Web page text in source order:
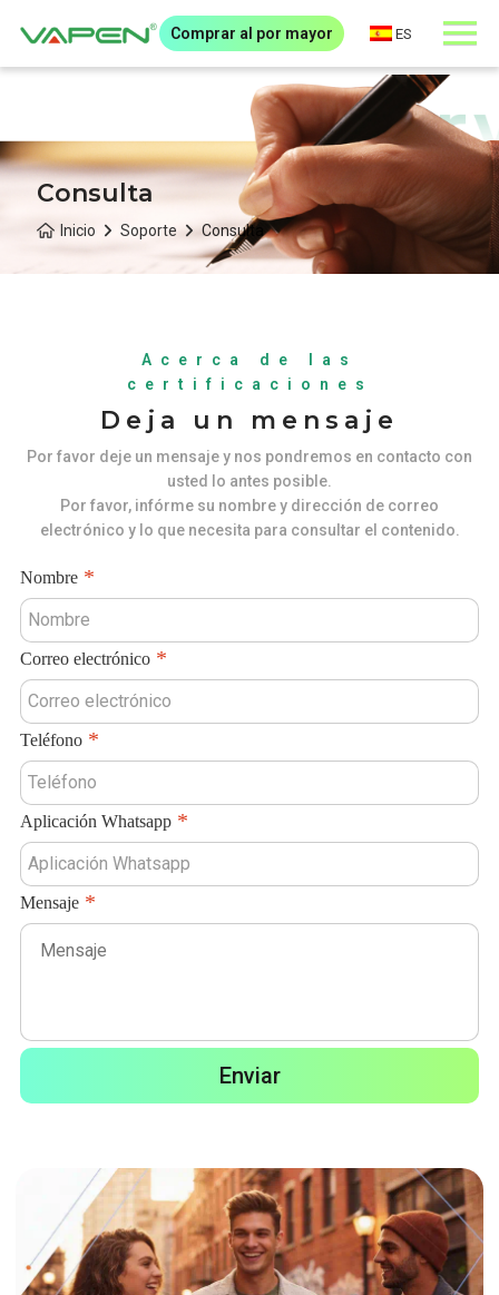
Comprar al por mayor ES
Consulta
Inicio Soporte Consulta
Acerca de las
certificaciones
Deja un mensaje
Por favor deje un mensaje y nos pondremos en contacto con
usted lo antes posible.
Por favor, infórme su nombre y dirección de correo
electrónico y lo que necesita para consultar el contenido.
Nombre
Correo electrónico
Teléfono
Aplicación Whatsapp
Mensaje
Enviar